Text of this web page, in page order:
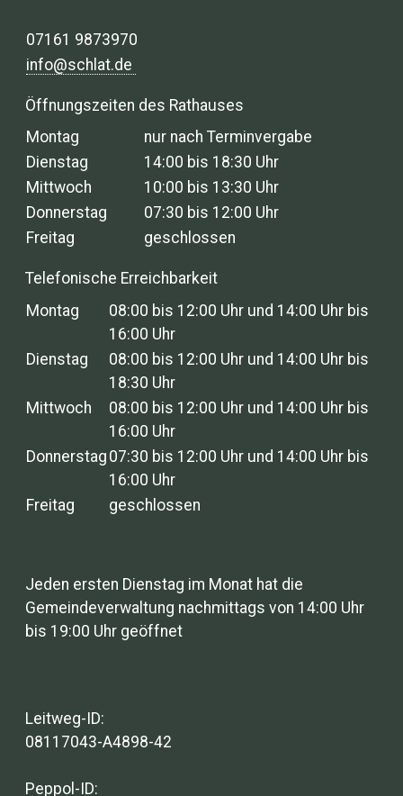
07161 9873970
info@schlat.de
Öffnungszeiten des Rathauses
Montag
nur nach Terminvergabe
Dienstag
14:00 bis 18:30 Uhr
Mittwoch
10:00 bis 13:30 Uhr
Donnerstag
07:30 bis 12:00 Uhr
Freitag
geschlossen
Telefonische Erreichbarkeit
Montag
08:00 bis 12:00 Uhr und 14:00 Uhr bis
16:00 Uhr
Dienstag
08:00 bis 12:00 Uhr und 14:00 Uhr bis
18:30 Uhr
Mittwoch
08:00 bis 12:00 Uhr und 14:00 Uhr bis
16:00 Uhr
Donnerstag 07:30 bis 12:00 Uhr und 14:00 Uhr bis
16:00 Uhr
Freitag
geschlossen
Jeden ersten Dienstag im Monat hat die
Gemeindeverwaltung nachmittags von 14:00 Uhr
bis 19:00 Uhr geöffnet
Leitweg-ID:
08117043-A4898-42
Peppol-ID: